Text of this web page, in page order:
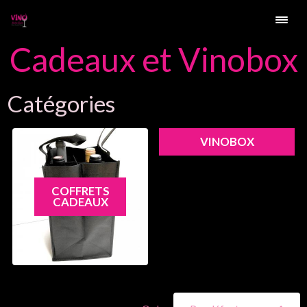
Cadeaux et Vinobox
Catégories
COFFRETS
CADEAUX
VINOBOX